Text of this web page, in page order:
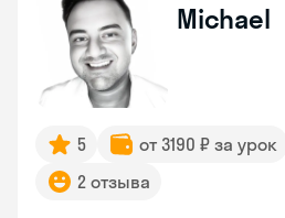
Michael
5 от 3190 ₽ за урок
2 отзыва